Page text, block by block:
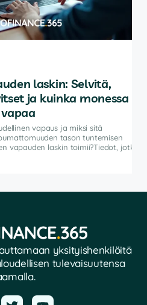
laskin: Selvitä,
ja kuinka monessa
vapaus ja miksi sitä
tason tuntemisen
laskin toimii?Tiedot, jotka
yksityishenkilöitä
tulevaisuutensa